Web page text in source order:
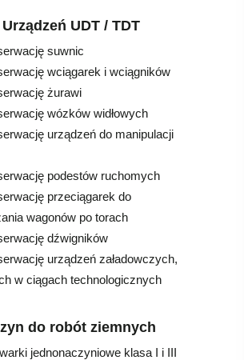
UDT / TDT
suwnic
wciągarek i wciągników
żurawi
wózków widłowych
urządzeń do manipulacji
podestów ruchomych
przeciągarek do
wagonów po torach
dźwigników
urządzeń załadowczych,
w ciągach technologicznych
do robót ziemnych
jednonaczyniowe klasa I i III